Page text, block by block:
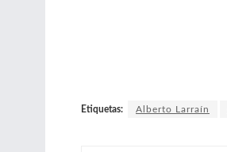
Etiquetas: Alberto Larraín